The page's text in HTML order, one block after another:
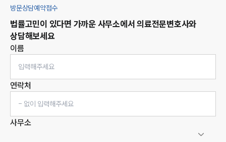
방문상담예약접수
법률고민이 있다면 가까운 사무소에서 의료전문변호사와
상담해보세요
이름
연락처
사무소